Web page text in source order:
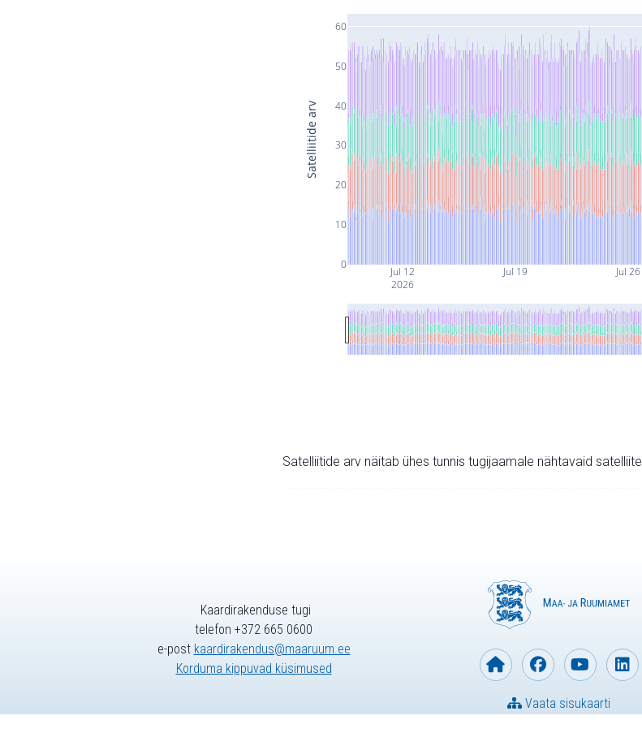
Jul 12
2026
Jul 19 Jul 26
0
10
20
30
40
50
60
Satelliitide arv
Satelliitide arv näitab ühes tunnis tugijaamale nähtavaid satelliite.
Kaardirakenduse tugi
telefon +372 665 0600
e-post kaardirakendus@maaruum.ee
Korduma kippuvad küsimused
Vaata sisukaarti